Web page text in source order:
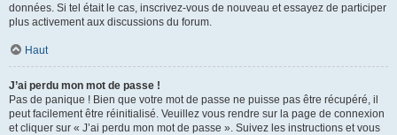
données. Si tel était le cas, inscrivez-vous de nouveau et essayez de participer
plus activement aux discussions du forum.
Haut
J’ai perdu mon mot de passe !
Pas de panique ! Bien que votre mot de passe ne puisse pas être récupéré, il
peut facilement être réinitialisé. Veuillez vous rendre sur la page de connexion
et cliquer sur « J’ai perdu mon mot de passe ». Suivez les instructions et vous